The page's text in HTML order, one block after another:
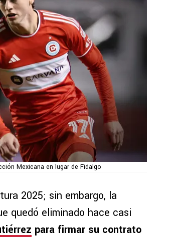
Mexicana en lugar de Fidalgo
2025; sin embargo, la
quedó eliminado hace casi
para firmar su contrato